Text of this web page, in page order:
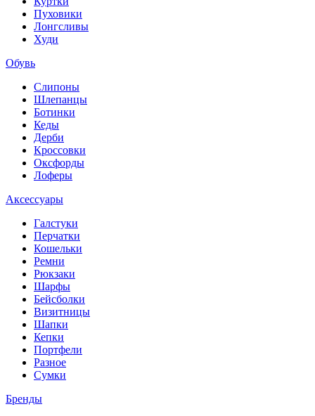
Пуховики
Лонгсливы
Худи
Обувь
Слипоны
Шлепанцы
Ботинки
Кеды
Дерби
Кроссовки
Оксфорды
Лоферы
Аксессуары
Галстуки
Перчатки
Кошельки
Ремни
Рюкзаки
Шарфы
Бейсболки
Визитницы
Шапки
Кепки
Портфели
Разное
Сумки
Бренды